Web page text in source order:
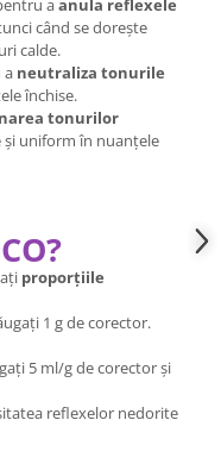
aanula reflexele
când se dorește
calde.
a neutraliza tonurile
închise.
tonurilor
și uniform în nuanțele
proporțiile
1 g de corector.
5 ml/g de corector și
reflexelor nedorite